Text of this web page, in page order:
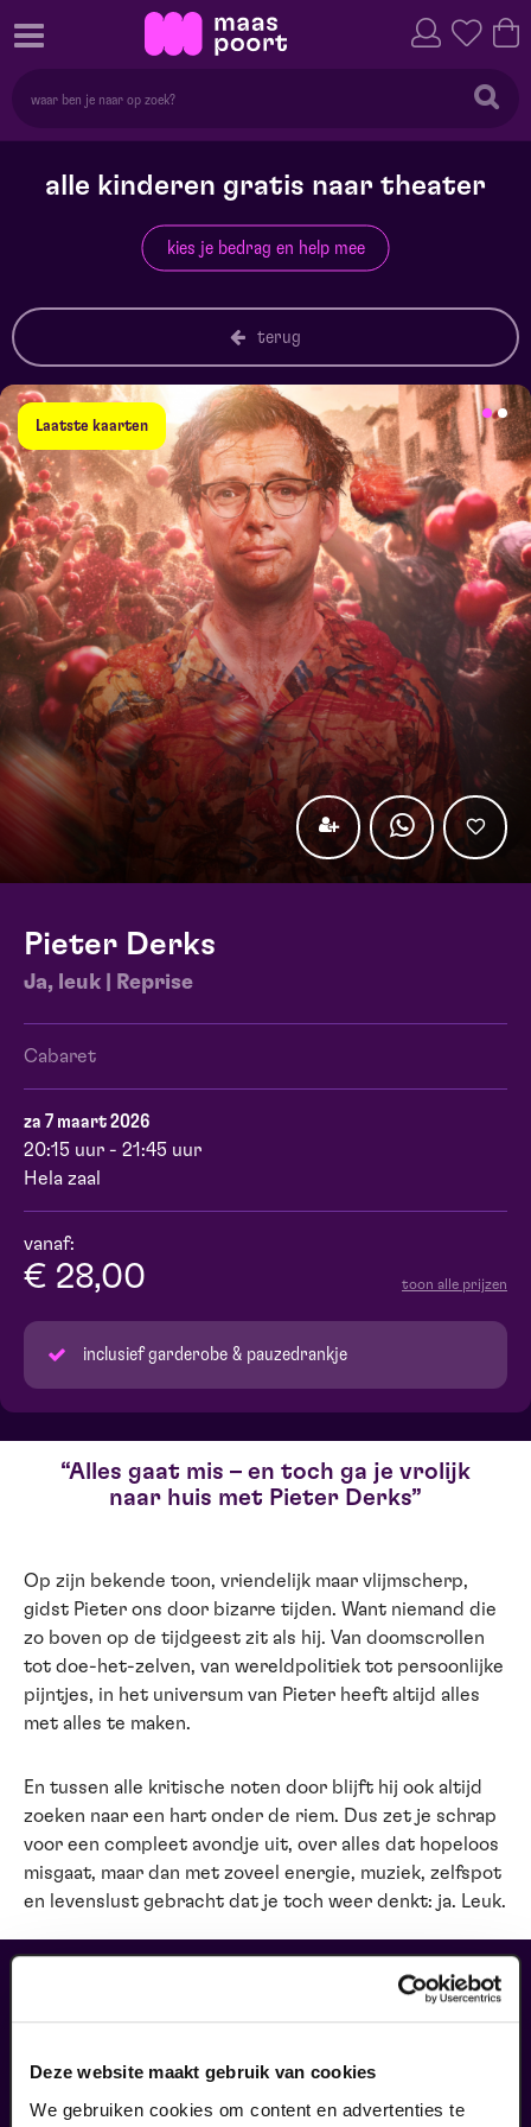
Deze website maakt gebruik van cookies
We gebruiken cookies om content en advertenties te
alle kinderen gratis naar theater
kies je bedrag en help mee
terug
Laatste kaarten
Pieter Derks
Ja, leuk | Reprise
Cabaret
za 7 maart 2026
20:15 uur - 21:45 uur
Hela zaal
vanaf:
€ 28,00 toon alle prijzen
inclusief garderobe & pauzedrankje
Alles gaat mis – en toch ga je vrolijk
naar huis met Pieter Derks
Op zijn bekende toon, vriendelijk maar vlijmscherp,
gidst Pieter ons door bizarre tijden. Want niemand die
zo boven op de tijdgeest zit als hij. Van doomscrollen
tot doe-het-zelven, van wereldpolitiek tot persoonlijke
pijntjes, in het universum van Pieter heeft altijd alles
met alles te maken.
En tussen alle kritische noten door blijft hij ook altijd
zoeken naar een hart onder de riem. Dus zet je schrap
voor een compleet avondje uit, over alles dat hopeloos
misgaat, maar dan met zoveel energie, muziek, zelfspot
en levenslust gebracht dat je toch weer denkt: ja. Leuk.
02